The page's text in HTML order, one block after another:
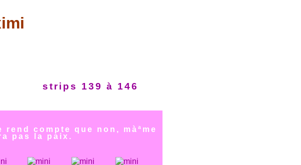
strips 139 à 146
rend compte que non, màªme
pas la paix.